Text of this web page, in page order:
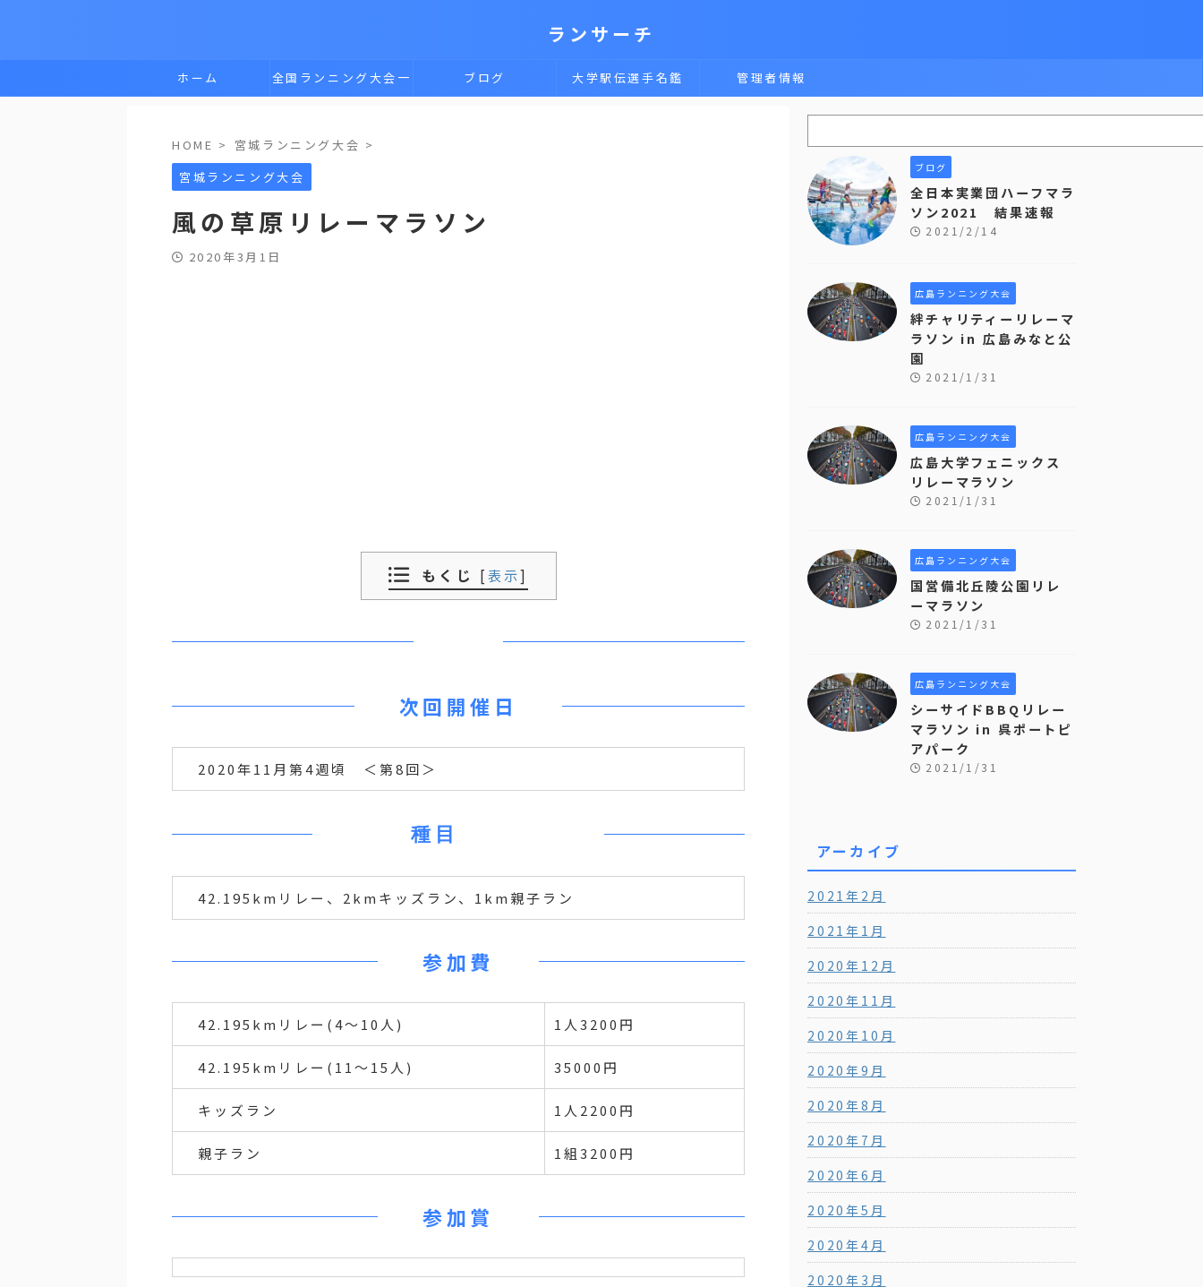
ランサーチ
ホーム 全国ランニング大会一 ブログ 大学駅伝選手名鑑 管理者情報
HOME > 宮城ランニング大会 >
宮城ランニング大会
風の草原リレーマラソン
2020年3月1日
もくじ [表示]
次回開催日
2020年11月第4週頃 ＜第8回＞
種目
42.195kmリレー、2kmキッズラン、1km親子ラン
参加費
42.195kmリレー(4～10人) 1人3200円
42.195kmリレー(11～15人) 35000円
キッズラン 1人2200円
親子ラン 1組3200円
参加賞
ブログ
全日本実業団ハーフマラ
ソン2021 結果速報
2021/2/14
広島ランニング大会
絆チャリティーリレーマ
ラソン in 広島みなと公
園
2021/1/31
広島ランニング大会
広島大学フェニックス
リレーマラソン
2021/1/31
広島ランニング大会
国営備北丘陵公園リレ
ーマラソン
2021/1/31
広島ランニング大会
シーサイドBBQリレー
マラソン in 呉ポートピ
アパーク
2021/1/31
アーカイブ
2021年2月
2021年1月
2020年12月
2020年11月
2020年10月
2020年9月
2020年8月
2020年7月
2020年6月
2020年5月
2020年4月
2020年3月